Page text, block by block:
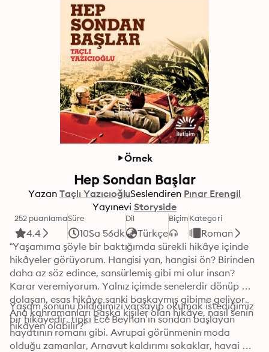
Örnek
Hep Sondan Başlar
Yazan Taçlı YazıcıoğluSeslendiren Pınar Erengil
Yayınevi Storyside
252 puanlama
4.4
Süre
10Sa 56dk
Dil
Türkçe
BiçimKategori
Roman
“Yaşamıma şöyle bir baktığımda sürekli hikâye içinde
hikâyeler görüyorum. Hangisi yan, hangisi ön? Birinden
daha az söz edince, sansürlemiş gibi mi olur insan?
Karar veremiyorum. Yalnız içimde senelerdir dönüp
dolaşan, esas hikâye sanki başkaymış gibime geliyor.
Ana kahramanları başka kişiler olan hikâye, nasıl senin
hikâyen olabilir?”
Yaşam sonunu bildiğimizi varsayıp okumak istediğimiz
bir hikâyedir, tıpkı Ece Beyhan’ın sondan başlayan
hayatının romanı gibi. Avrupai görünmenin moda
olduğu zamanlar, Arnavut kaldırımı sokaklar, havai